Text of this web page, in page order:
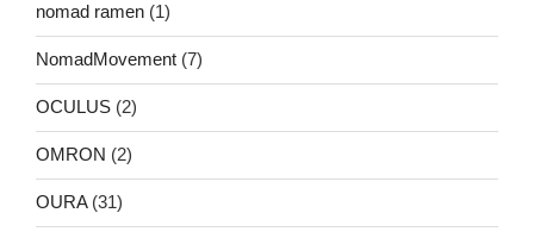
nomad ramen (1)
NomadMovement (7)
OCULUS (2)
OMRON (2)
OURA(31)